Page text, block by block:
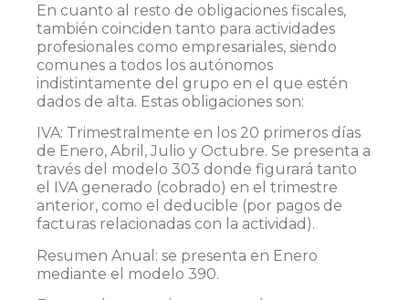
En cuanto al resto de obligaciones fiscales,
también coinciden tanto para actividades
profesionales como empresariales, siendo
comunes a todos los autónomos
indistintamente del grupo en el que estén
dados de alta. Estas obligaciones son:
IVA: Trimestralmente en los 20 primeros días
de Enero, Abril, Julio y Octubre. Se presenta a
través del modelo 303 donde figurará tanto
el IVA generado (cobrado) en el trimestre
anterior, como el deducible (por pagos de
facturas relacionadas con la actividad).
Resumen Anual: se presenta en Enero
mediante el modelo 390.